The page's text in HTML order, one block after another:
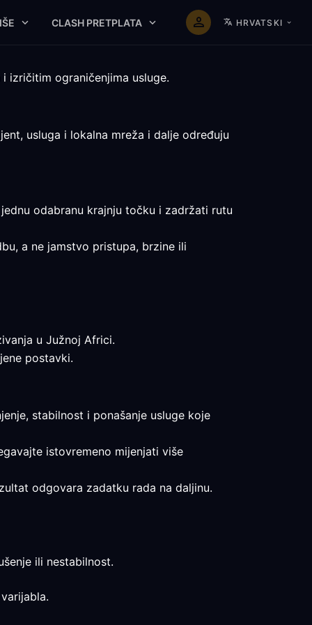
CLASH PRETPLATA HRVATSKI
izričitim ograničenjima usluge.
usluga i lokalna mreža i dalje određuju
odabranu krajnju točku i zadržati rutu
a ne jamstvo pristupa, brzine ili
u Južnoj Africi.
postavki.
stabilnost i ponašanje usluge koje
istovremeno mijenjati više
odgovara zadatku rada na daljinu.
ili nestabilnost.